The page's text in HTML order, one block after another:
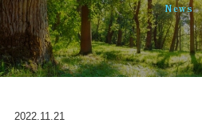
News
2022.11.21